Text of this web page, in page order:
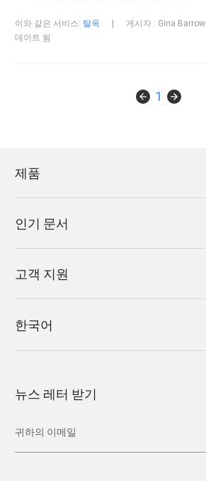
이와 같은 서비스: 탈옥 게시자 : Gina Barrow
데이트 됨
1
제품
인기 문서
고객 지원
한국어
뉴스 레터 받기